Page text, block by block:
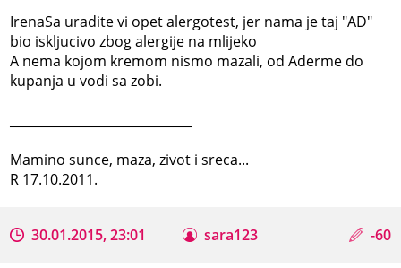
IrenaSa uradite vi opet alergotest, jer nama je taj "AD"
bio iskljucivo zbog alergije na mlijeko
A nema kojom kremom nismo mazali, od Aderme do
kupanja u vodi sa zobi.
Mamino sunce, maza, zivot i sreca...
R 17.10.2011.
30.01.2015, 23:01 sara123 -60